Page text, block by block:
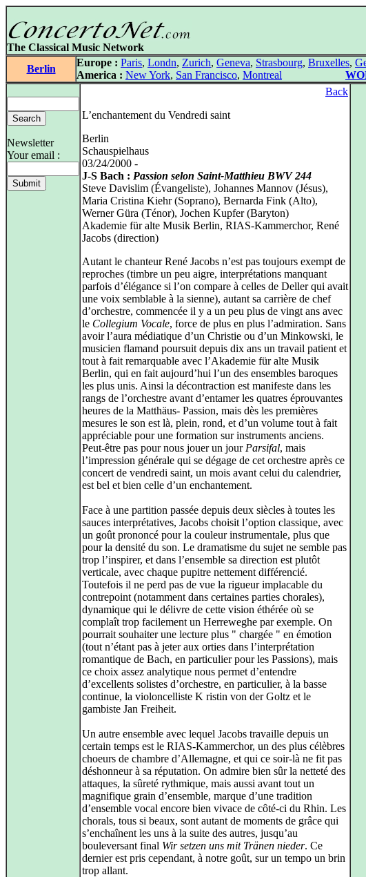
The Classical Music Network
Berlin
Europe : Paris, Londn, Zurich, Geneva, Strasbourg, Bruxelles,
America : New York, San Francisco, Montreal
Newsletter
Your email :
Back
L’enchantement du Vendredi saint
Berlin
Schauspielhaus
03/24/2000 -
J-S Bach : Passion selon Saint-Matthieu BWV 244
Steve Davislim (Évangeliste), Johannes Mannov (Jésus),
Maria Cristina Kiehr (Soprano), Bernarda Fink (Alto),
Werner Güra (Ténor), Jochen Kupfer (Baryton)
Akademie für alte Musik Berlin, RIAS-Kammerchor, René
Jacobs (direction)
Autant le chanteur René Jacobs n’est pas toujours exempt de
reproches (timbre un peu aigre, interprétations manquant
parfois d’élégance si l’on compare à celles de Deller qui avait
une voix semblable à la sienne), autant sa carrière de chef
d’orchestre, commencée il y a un peu plus de vingt ans avec
le Collegium Vocale, force de plus en plus l’admiration. Sans
avoir l’aura médiatique d’un Christie ou d’un Minkowski, le
musicien flamand poursuit depuis dix ans un travail patient et
tout à fait remarquable avec l’Akademie für alte Musik
Berlin, qui en fait aujourd’hui l’un des ensembles baroques
les plus unis. Ainsi la décontraction est manifeste dans les
rangs de l’orchestre avant d’entamer les quatres éprouvantes
heures de la Matthäus- Passion, mais dès les premières
mesures le son est là, plein, rond, et d’un volume tout à fait
appréciable pour une formation sur instruments anciens.
Peut-être pas pour nous jouer un jour Parsifal, mais
l’impression générale qui se dégage de cet orchestre après ce
concert de vendredi saint, un mois avant celui du calendrier,
est bel et bien celle d’un enchantement.
Face à une partition passée depuis deux siècles à toutes les
sauces interprétatives, Jacobs choisit l’option classique, avec
un goût prononcé pour la couleur instrumentale, plus que
pour la densité du son. Le dramatisme du sujet ne semble pas
trop l’inspirer, et dans l’ensemble sa direction est plutôt
verticale, avec chaque pupitre nettement différencié.
Toutefois il ne perd pas de vue la rigueur implacable du
contrepoint (notamment dans certaines parties chorales),
dynamique qui le délivre de cette vision éthérée où se
complaît trop facilement un Herreweghe par exemple. On
pourrait souhaiter une lecture plus " chargée " en émotion
(tout n’étant pas à jeter aux orties dans l’interprétation
romantique de Bach, en particulier pour les Passions), mais
ce choix assez analytique nous permet d’entendre
d’excellents solistes d’orchestre, en particulier, à la basse
continue, la violoncelliste K ristin von der Goltz et le
gambiste Jan Freiheit.
Un autre ensemble avec lequel Jacobs travaille depuis un
certain temps est le RIAS-Kammerchor, un des plus célèbres
choeurs de chambre d’Allemagne, et qui ce soir-là ne fit pas
déshonneur à sa réputation. On admire bien sûr la netteté des
attaques, la sûreté rythmique, mais aussi avant tout un
magnifique grain d’ensemble, marque d’une tradition
d’ensemble vocal encore bien vivace de côté-ci du Rhin. Les
chorals, tous si beaux, sont autant de moments de grâce qui
s’enchaînent les uns à la suite des autres, jusqu’au
bouleversant final Wir setzen uns mit Tränen nieder. Ce
dernier est pris cependant, à notre goût, sur un tempo un brin
trop allant.